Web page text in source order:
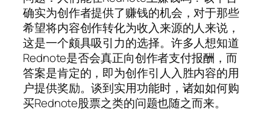
确实为创作者提供了赚钱的机会，对于那些
希望将内容创作转化为收入来源的人来说，
这是一个颇具吸引力的选择。许多人想知道
Rednote是否会真正向创作者支付报酬，而
答案是肯定的，即为创作引人入胜内容的用
户提供奖励。谈到实用功能时，诸如如何购
买Rednote股票之类的问题也随之而来。